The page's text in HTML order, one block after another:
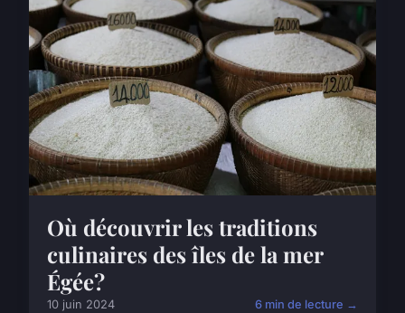
Où découvrir les traditions
culinaires des îles de la mer
Égée?
10 juin 2024 6 min de lecture →